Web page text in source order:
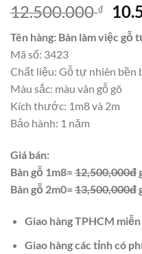
12.500.000₫
Giá
gốc
là:
Tên hàng: Bàn làm việc gỗ
Mã số: 3423
Chất liệu: Gỗ tự nhiên bền
Màu sắc: màu vân gỗ gõ
Kích thước: 1m8 và 2m
Bảo hành: 1 năm
Giá bán:
Bàn gỗ 1m8=12,500,000đ
Bàn gỗ 2m0=13,500,000đ
Giao hàng TPHCM
Giao hàng các tỉnh có